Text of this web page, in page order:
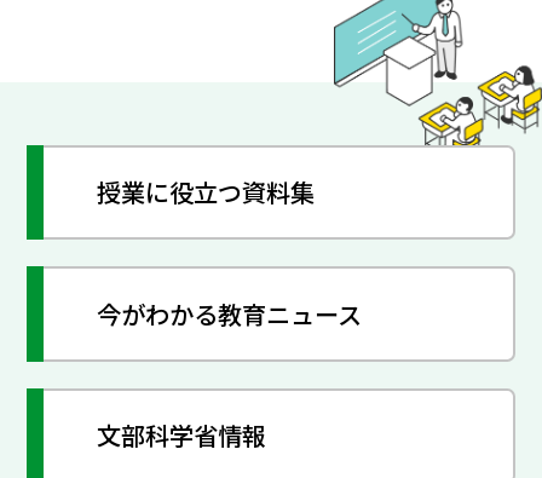
授業に役立つ資料集
今がわかる教育ニュース
文部科学省情報